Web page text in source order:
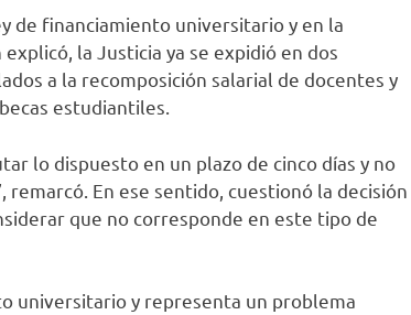
de financiamiento universitario y en la
la Justicia ya se expidió en dos
a la recomposición salarial de docentes y
estudiantiles.
lo dispuesto en un plazo de cinco días y no
remarcó. En ese sentido, cuestionó la decisión
que no corresponde en este tipo de
universitario y representa un problema